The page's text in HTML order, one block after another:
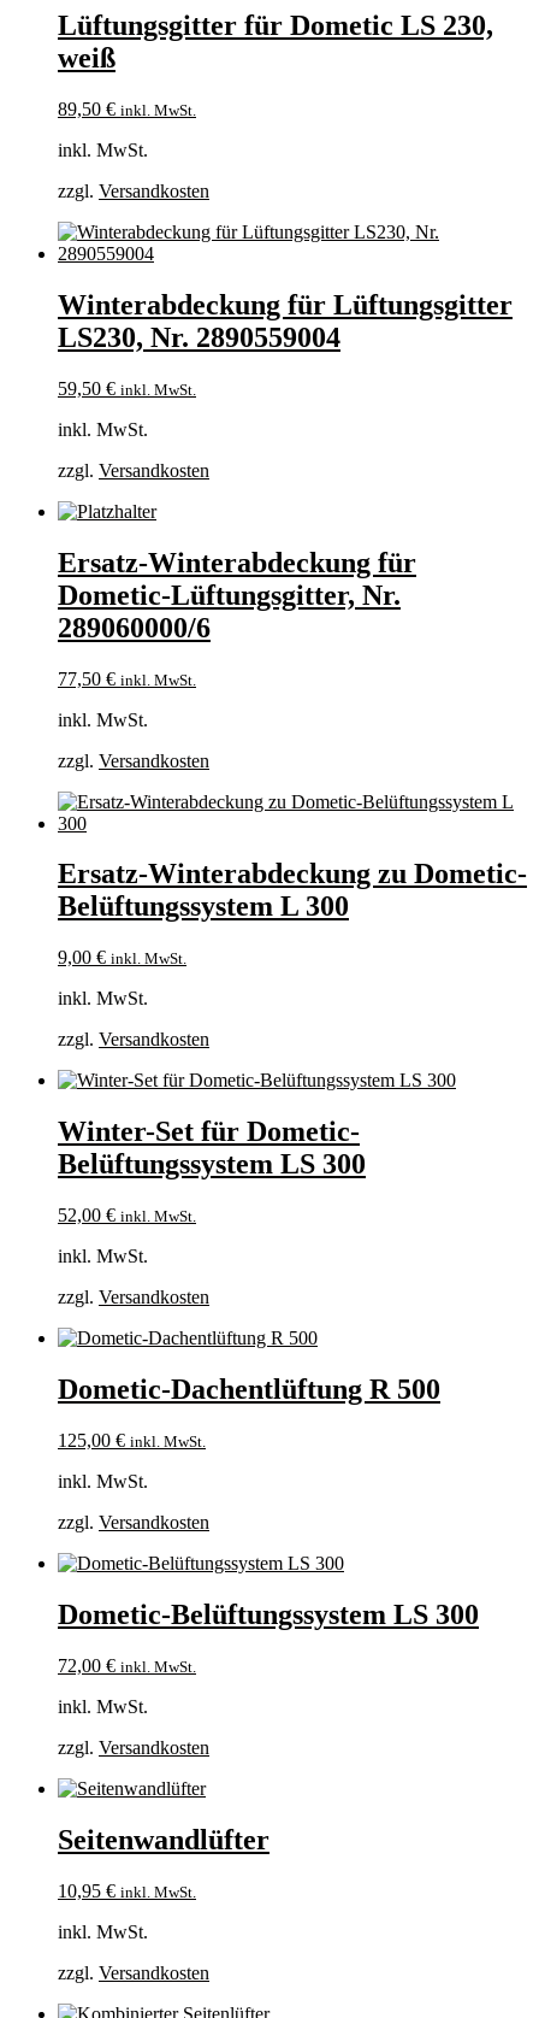
Lüftungsgitter für Dometic LS 230,
weiß
89,50 € inkl. MwSt.
inkl. MwSt.
zzgl. Versandkosten
Winterabdeckung für Lüftungsgitter
LS230, Nr. 2890559004
59,50 € inkl. MwSt.
inkl. MwSt.
zzgl. Versandkosten
Ersatz-Winterabdeckung für
Dometic-Lüftungsgitter, Nr.
289060000/6
77,50 € inkl. MwSt.
inkl. MwSt.
zzgl. Versandkosten
Ersatz-Winterabdeckung zu Dometic-
Belüftungssystem L 300
9,00 € inkl. MwSt.
inkl. MwSt.
zzgl. Versandkosten
Winter-Set für Dometic-
Belüftungssystem LS 300
52,00 € inkl. MwSt.
inkl. MwSt.
zzgl. Versandkosten
Dometic-Dachentlüftung R 500
125,00 € inkl. MwSt.
inkl. MwSt.
zzgl. Versandkosten
Dometic-Belüftungssystem LS 300
72,00 € inkl. MwSt.
inkl. MwSt.
zzgl. Versandkosten
Seitenwandlüfter
10,95 € inkl. MwSt.
inkl. MwSt.
zzgl. Versandkosten